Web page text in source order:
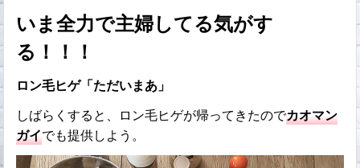
いま全力で主婦してる気がす
る！！！
ロン毛ヒゲ「ただいまあ」
しばらくすると、ロン毛ヒゲが帰ってきたのでカオマン
ガイでも提供しよう。